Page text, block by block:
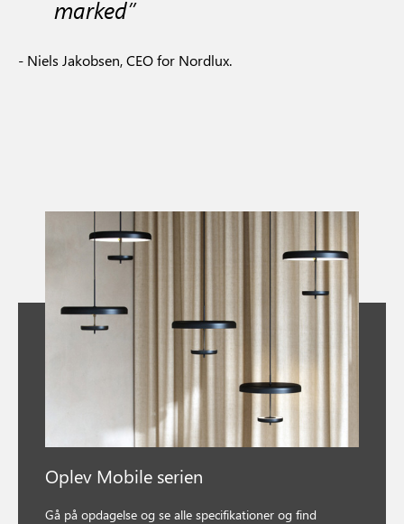
marked”
- Niels Jakobsen, CEO for Nordlux.
Oplev Mobile serien
Gå på opdagelse og se alle specifikationer og find